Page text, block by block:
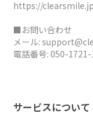
https://
■お問い合わせ
メール:
電話番号: 050-1721-
サービスについて